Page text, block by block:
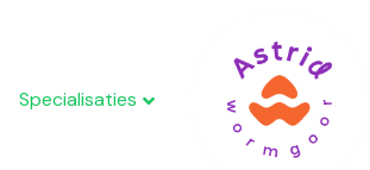
Specialisaties